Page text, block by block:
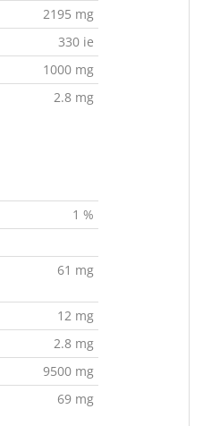
2195 mg
330 ie
1000 mg
2.8 mg
1 %
61 mg
12 mg
2.8 mg
9500 mg
69 mg